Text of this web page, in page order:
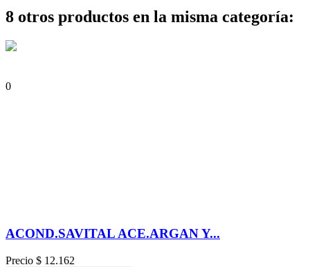
8 otros productos en la misma categoría:
0
ACOND.SAVITAL ACE.ARGAN Y...
Precio $ 12.162